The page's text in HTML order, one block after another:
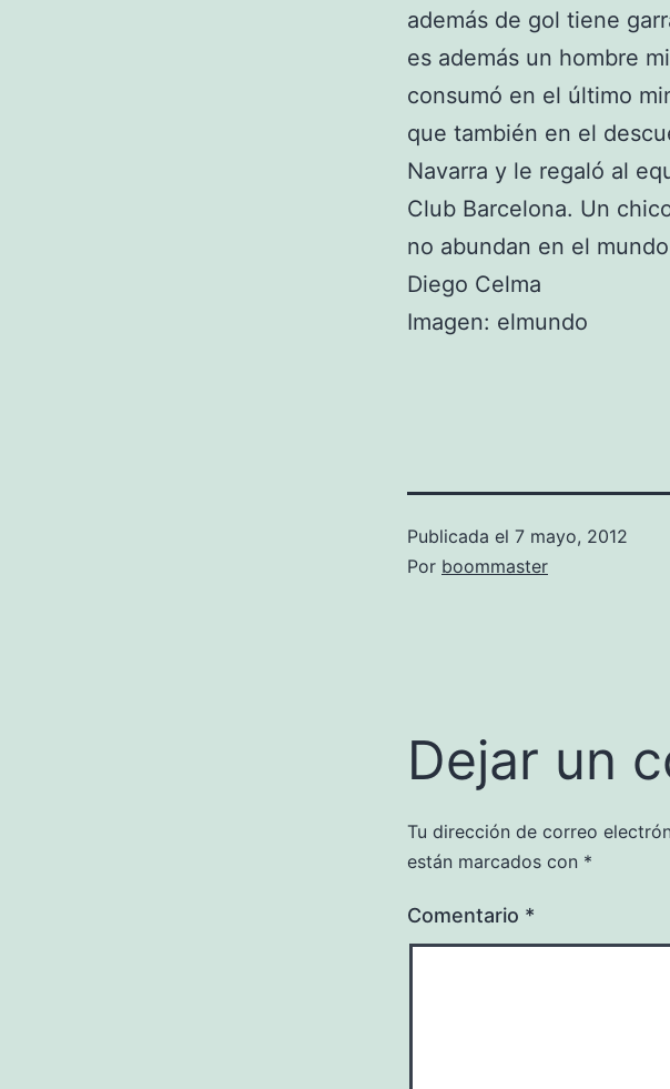
además de gol tiene
es además un hombre
consumó en el último
que también en el
Navarra y le regaló al
Club Barcelona. Un
no abundan en el
Diego Celma
Imagen: elmundo
Publicada el 7 mayo, 2012
Por boommaster
Dejar un
Tu dirección de correo
están marcados con *
Comentario *